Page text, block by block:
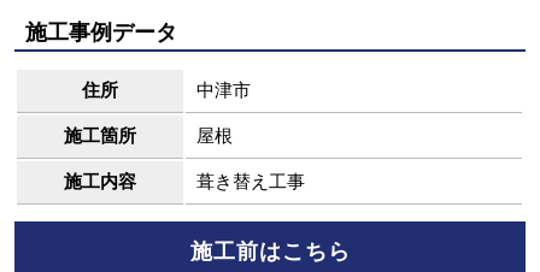
施工事例データ
住所 中津市
施工箇所 屋根
施工内容 葺き替え工事
施工前はこちら